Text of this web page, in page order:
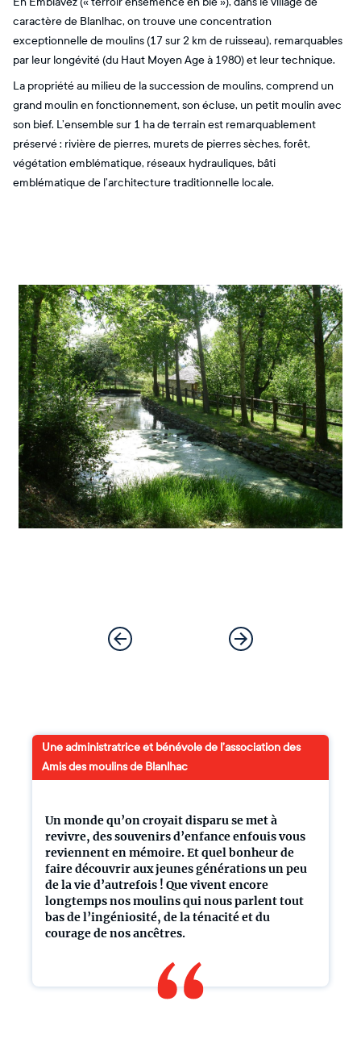
caractère de Blanlhac, on trouve une concentration
exceptionnelle de moulins (17 sur 2 km de ruisseau), remarquables
par leur longévité (du Haut Moyen Age à 1980) et leur technique.
La propriété au milieu de la succession de moulins, comprend un
grand moulin en fonctionnement, son écluse, un petit moulin avec
son bief. L’ensemble sur 1 ha de terrain est remarquablement
préservé : rivière de pierres, murets de pierres sèches, forêt,
végétation emblématique, réseaux hydrauliques, bâti
emblématique de l’architecture traditionnelle locale.
Un monde qu’on croyait disparu se met à
revivre, des souvenirs d’enfance enfouis vous
reviennent en mémoire. Et quel bonheur de
faire découvrir aux jeunes générations un peu
de la vie d’autrefois ! Que vivent encore
longtemps nos moulins qui nous parlent tout
bas de l’ingéniosité, de la ténacité et du
courage de nos ancêtres.
Une administratrice et bénévole de l’association des
Amis des moulins de Blanlhac